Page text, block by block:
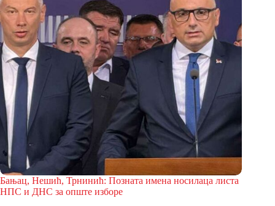
Бањац, Нешић, Трнинић: Позната имена носилаца листа
НПС и ДНС за опште изборе